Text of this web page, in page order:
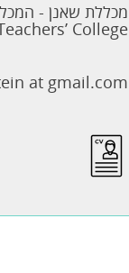
מכללת שאנן -
College
at gmail.com